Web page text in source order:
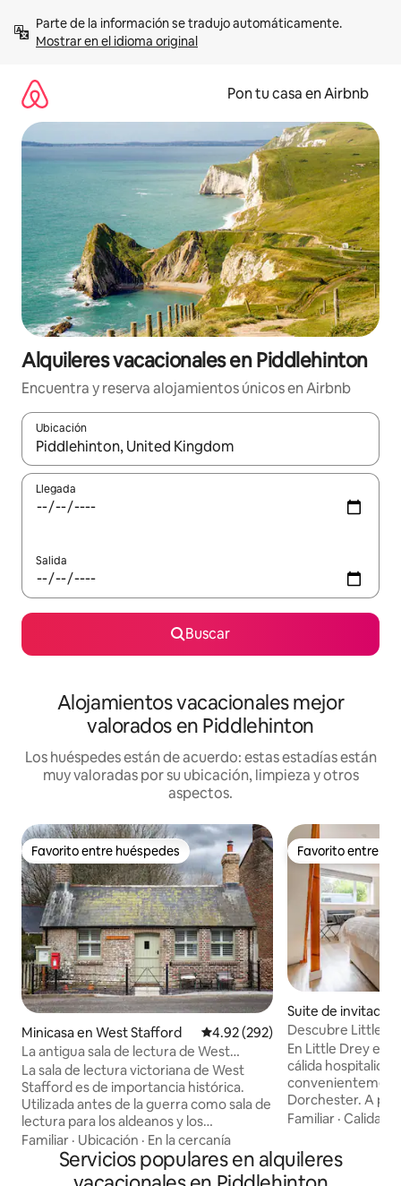
contenidoMostrar en el idioma original
Pon tu casa en Airbnb
Alquileres vacacionales en Piddlehinton
Encuentra y reserva alojamientos únicos en Airbnb
Ubicación
Cuando los resultados estén disponibles, navega con las
Llegada
Salida
Buscar
Alojamientos vacacionales mejor
valorados en Piddlehinton
Los huéspedes están de acuerdo: estas estadías están
muy valoradas por su ubicación, limpieza y otros
aspectos.
Favorito entre huéspedes
Favorito entre huéspedes
Minicasa en West Stafford Calificación promedio: 4.92 de
4.92 (292)
La antigua sala de lectura de West
Stafford, Dorset.
La sala de lectura victoriana de West
Stafford es de importancia histórica.
Utilizada antes de la guerra como sala de
lectura para los aldeanos y los
trabajadores de la finca, se
proporcionaron los periódicos, la tienda
del pueblo a finales de la década de 1930,
Familiar · Ubicación · En la cercanía
Favorito entre
Favorito entre
Suite de invitados
ster
Descubre Little
perfecta
En Little Drey
cálida
Dorchester. A
una variedad de
mejores lugares
a poca distancia
Familiar ·Calidad-
Servicios populares en alquileres